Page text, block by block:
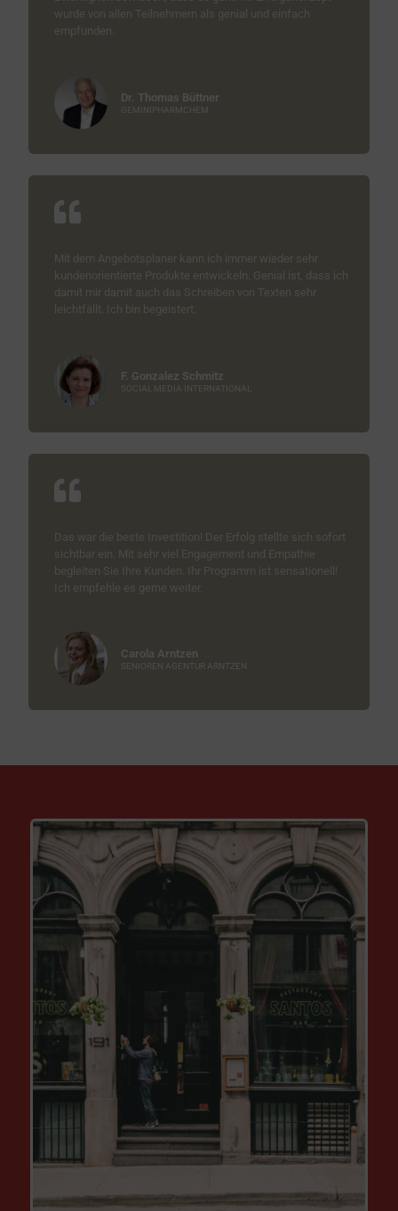
wurde von allen Teilnehmern als genial und einfach
empfunden.
Dr. Thomas Büttner
GEMINIPHARMCHEM
Mit dem Angebotsplaner kann ich immer wieder sehr
kundenorientierte Produkte entwickeln. Genial ist, dass ich
damit mir damit auch das Schreiben von Texten sehr
leichtfällt. Ich bin begeistert.
F. Gonzalez Schmitz
SOCIAL MEDIA INTERNATIONAL
Das war die beste Investition! Der Erfolg stellte sich sofort
sichtbar ein. Mit sehr viel Engagement und Empathie
begleiten Sie Ihre Kunden. Ihr Programm ist sensationell!
Ich empfehle es gerne weiter.
Carola Arntzen
SENIOREN AGENTUR ARNTZEN